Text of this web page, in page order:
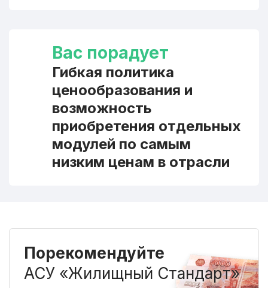
Вас порадует
Гибкая политика
ценообразования и
возможность
приобретения отдельных
модулей по самым
низким ценам в отрасли
Порекомендуйте
АСУ «Жилищный Стандарт»